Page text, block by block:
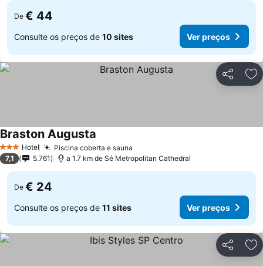
De € 44
Consulte os preços de 10 sites Ver preços
Partilhar
3 EstrelasHotel Piscina coberta e sauna
Braston Augusta
7,1 5.761 a 1.7 km de Sé Metropolitan Cathedral
De € 24
Consulte os preços de 11 sites Ver preços
Partilhar